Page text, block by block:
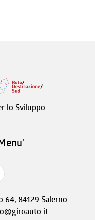
lo Sviluppo
64, 84129 Salerno -